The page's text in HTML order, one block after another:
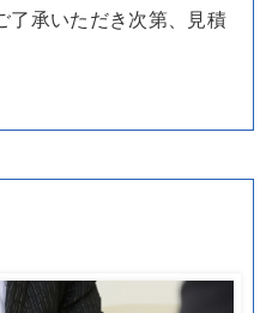
了承いただき次第、見積